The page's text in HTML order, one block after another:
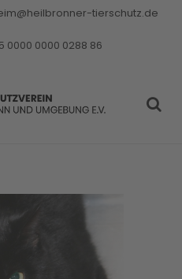
tierschutz.de
0000 0000 0288 86